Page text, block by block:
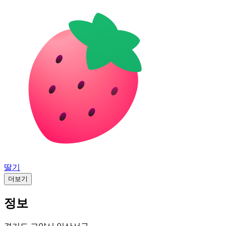
딸기
더보기
정보